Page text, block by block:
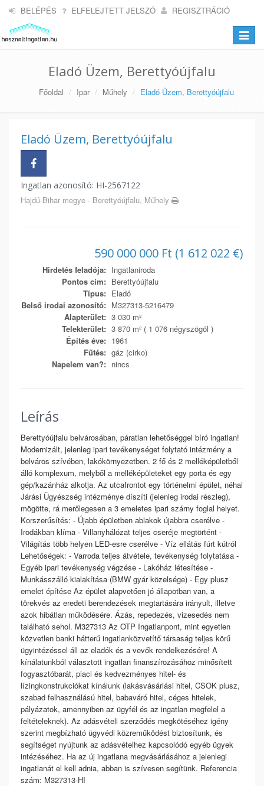
BELÉPÉS ELFELEJTETT JELSZÓ REGISZTRÁCIÓ
Toggle
Eladó Üzem, Berettyóújfalu
Főoldal Ipar Műhely Eladó Üzem, Berettyóújfalu
Eladó Üzem, Berettyóújfalu
Ingatlan azonosító: HI-2567122
Hajdú-Bihar megye - Berettyóújfalu, Műhely
590 000 000 Ft (1 612 022 €)
Hirdetés feladója: Ingatlaniroda
Pontos cím: Berettyóújfalu
Típus: Eladó
Belső irodai azonosító: M327313-5216479
Alapterület: 3 030 m²
Telekterület: 3 870 m² ( 1 076 négyszögöl )
Építés éve: 1961
Fűtés: gáz (cirko)
Napelem van?: nincs
Leírás
Berettyóújfalu belvárosában, páratlan lehetőséggel bíró ingatlan!
Modernizált, jelenleg ipari tevékenységet folytató intézmény a
belváros szívében, lakókörnyezetben. 2 fő és 2 melléképületből
álló komplexum, melyből a melléképületeket egy porta és egy
gép/kazánház alkotja. Az utcafrontot egy történelmi épület, néhai
Járási Ügyészség intézménye díszíti (jelenleg irodai részleg),
mögötte, rá merőlegesen a 3 emeletes ipari szárny foglal helyet.
Korszerűsítés: - Újabb épületben ablakok újabbra cserélve -
Irodákban klíma - Villanyhálózat teljes cseréje megtörtént -
Világítás több helyen LED-esre cserélve - Víz ellátás fúrt kútról
Lehetőségek: - Varroda teljes átvétele, tevékenység folytatása -
Egyéb ipari tevékenység végzése - Lakóház létesítése -
Munkásszálló kialakítása (BMW gyár közelsége) - Egy plusz
emelet építése Az épület alapvetően jó állapotban van, a
törekvés az eredeti berendezések megtartására irányult, illetve
azok hibátlan működésére. Ázás, repedezés, vizesedés nem
található sehol. M327313 Az OTP Ingatlanpont, mint egyetlen
közvetlen banki hátterű ingatlanközvetítő társaság teljes körű
ügyintézéssel áll az eladók és a vevők rendelkezésére! A
kínálatunkból választott ingatlan finanszírozásához minősített
fogyasztóbarát, piaci és kedvezményes hitel- és
lízingkonstrukciókat kínálunk (lakásvásárlási hitel, CSOK plusz,
szabad felhasználású hitel, babaváró hitel, céges hitelek,
pályázatok, amennyiben az ügyfél és az ingatlan megfelel a
feltételeknek). Az adásvételi szerződés megkötéséhez igény
szerint megbízható ügyvédi közreműködést biztosítunk, és
segítséget nyújtunk az adásvételhez kapcsolódó egyéb ügyek
intézéséhez. Ha az új ingatlana megvásárlásához a jelenlegi
ingatlanát el kell adnia, abban is szívesen segítünk. Referencia
szám: M327313-HI